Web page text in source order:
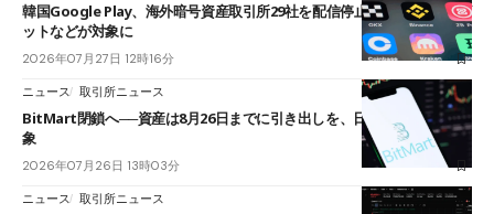
韓国Google Play、海外暗号資産取引所29社を配信停止──OKXやバイビ
ットなどが対象に
2026年07月27日 12時16分
ニュース 取引所ニュース
BitMart閉鎖へ──資産は8月26日までに引き出しを、日本人利用者も対
象
2026年07月26日 13時03分
ニュース 取引所ニュース